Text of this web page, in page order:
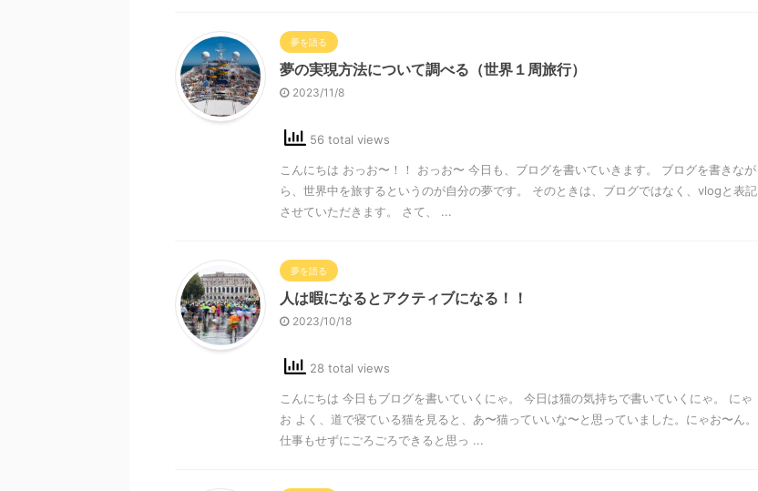
夢を語る
夢の実現方法について調べる（世界１周旅行）
2023/11/8
56 total views
こんにちは おっお〜！！ おっお〜 今日も、ブログを書いていきます。 ブログを書きなが
ら、世界中を旅するというのが自分の夢です。 そのときは、ブログではなく、vlogと表記
させていただきます。 さて、 ...
夢を語る
人は暇になるとアクティブになる！！
2023/10/18
28 total views
こんにちは 今日もブログを書いていくにゃ。 今日は猫の気持ちで書いていくにゃ。 にゃ
お よく、道で寝ている猫を見ると、あ〜猫っていいな〜と思っていました。にゃお〜ん。
仕事もせずにごろごろできると思っ ...